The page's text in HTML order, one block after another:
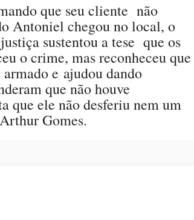
que seu cliente não
Antoniel chegou no local, o
sustentou a tese que os
o crime, mas reconheceu que
e ajudou dando
que não houve
que ele não desferiu nem um
Gomes.